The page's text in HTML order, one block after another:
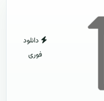
دانلود
فوری